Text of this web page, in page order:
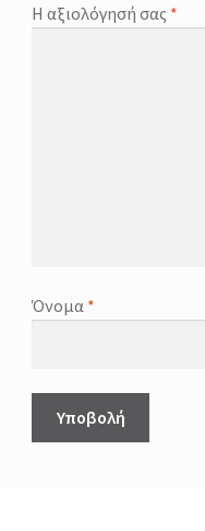
Η αξιολόγησή σας *
Όνομα *